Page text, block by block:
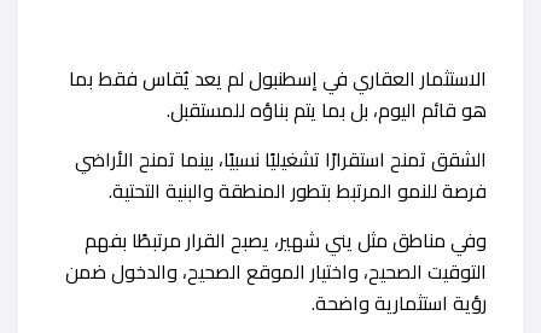
الاستثمار العقاري في إسطنبول لم يعد يُقاس فقط بما
هو قائم اليوم، بل بما يتم بناؤه للمستقبل.
الشقق تمنح استقرارًا تشغيليًا نسبيًا، بينما تمنح الأراضي
فرصة للنمو المرتبط بتطور المنطقة والبنية التحتية.
وفي مناطق مثل يني شهير، يصبح القرار مرتبطًا بفهم
التوقيت الصحيح، واختيار الموقع الصحيح، والدخول ضمن
رؤية استثمارية واضحة.